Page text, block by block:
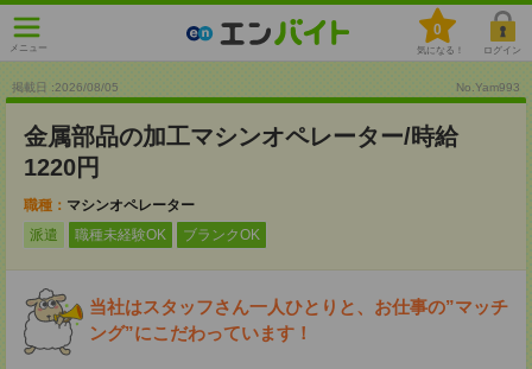
メニュー
0
気になる！ ログイン
掲載日 :2026/08/05 No.Yam993
金属部品の加工マシンオペレーター/時給
1220円
職種： マシンオペレーター
派遣
職種未経験OK ブランクOK
当社はスタッフさん一人ひとりと、お仕事の”マッチ
ング”にこだわっています！